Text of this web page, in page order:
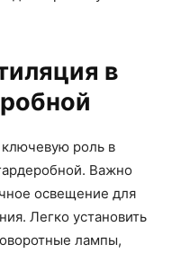
в
роль в
Важно
освещение для
Легко установить
лампы,